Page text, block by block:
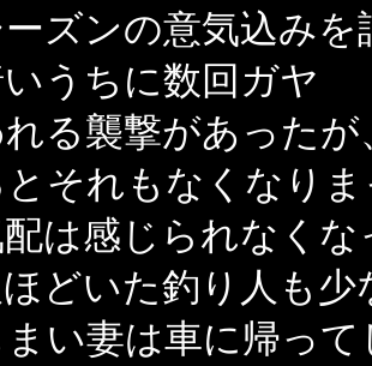
ズンの意気込みを
うちに数回ガヤ
れる襲撃があったが
とそれもなくなり
は感じられなくな
ほどいた釣り人も少
まい妻は車に帰って